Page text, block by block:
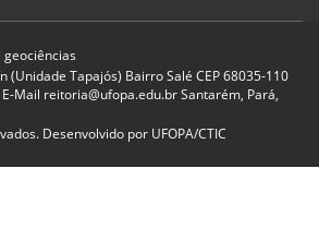
(Unidade Tapajós) Bairro Salé CEP 68035-110
Mail reitoria@ufopa.edu.br Santarém, Pará,
Desenvolvido por UFOPA/CTIC